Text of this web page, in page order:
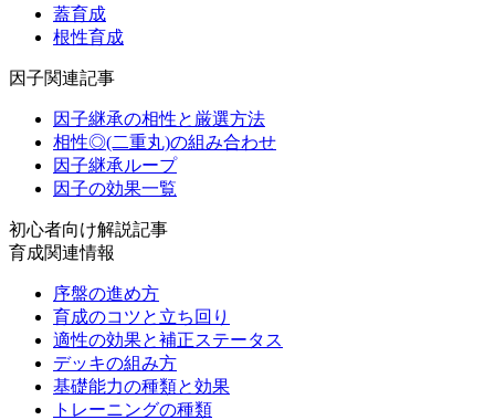
蓋育成
根性育成
因子関連記事
因子継承の相性と厳選方法
相性◎(二重丸)の組み合わせ
因子継承ループ
因子の効果一覧
初心者向け解説記事
育成関連情報
序盤の進め方
育成のコツと立ち回り
適性の効果と補正ステータス
デッキの組み方
基礎能力の種類と効果
トレーニングの種類